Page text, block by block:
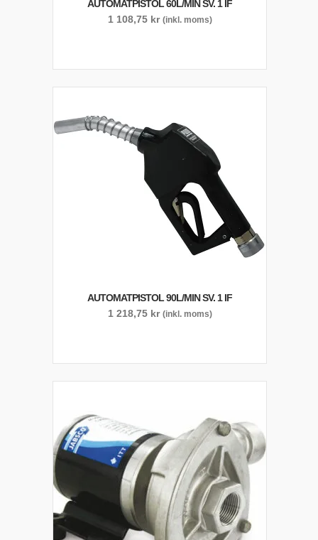
AUTOMATPISTOL 60L/MIN SV. 1 IF
1 108,75 kr (inkl. moms)
AUTOMATPISTOL 90L/MIN SV. 1 IF
1 218,75 kr (inkl. moms)